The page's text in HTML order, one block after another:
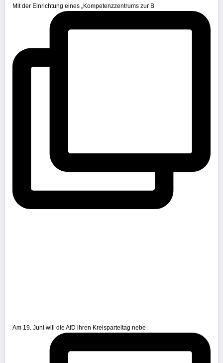
Mit der Einrichtung eines „Kompetenzzentrums zur B
Am 19. Juni will die AfD ihren Kreisparteitag nebe